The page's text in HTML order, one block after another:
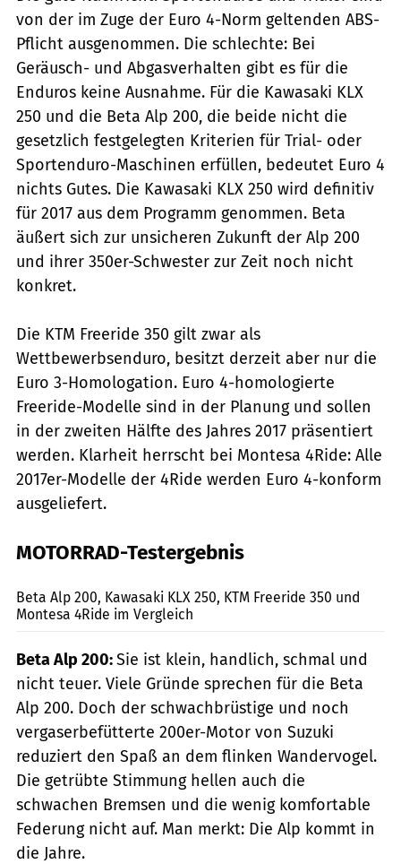
von der im Zuge der Euro 4-Norm geltenden ABS-
Pflicht ausgenommen. Die schlechte: Bei
Geräusch- und Abgasverhalten gibt es für die
Enduros keine Ausnahme. Für die Kawasaki KLX
250 und die Beta Alp 200, die beide nicht die
gesetzlich festgelegten Kriterien für Trial- oder
Sportenduro-Maschinen erfüllen, bedeutet Euro 4
nichts Gutes. Die Kawasaki KLX 250 wird definitiv
für 2017 aus dem Programm genommen. Beta
äußert sich zur unsicheren Zukunft der Alp 200
und ihrer 350er-Schwester zur Zeit noch nicht
konkret.
Die KTM Freeride 350 gilt zwar als
Wettbewerbsenduro, besitzt derzeit aber nur die
Euro 3-Homologation. Euro 4-homologierte
Freeride-Modelle sind in der Planung und sollen
in der zweiten Hälfte des Jahres 2017 präsentiert
werden. Klarheit herrscht bei Montesa 4Ride: Alle
2017er-Modelle der 4Ride werden Euro 4-konform
ausgeliefert.
MOTORRAD-Testergebnis
Beta Alp 200, Kawasaki KLX 250, KTM Freeride 350 und
Montesa 4Ride im Vergleich
Beta Alp 200:Sie ist klein, handlich, schmal und
nicht teuer. Viele Gründe sprechen für die Beta
Alp 200. Doch der schwachbrüstige und noch
vergaserbefütterte 200er-Motor von Suzuki
reduziert den Spaß an dem flinken Wandervogel.
Die getrübte Stimmung hellen auch die
schwachen Bremsen und die wenig komfortable
Federung nicht auf. Man merkt: Die Alp kommt in
die Jahre.